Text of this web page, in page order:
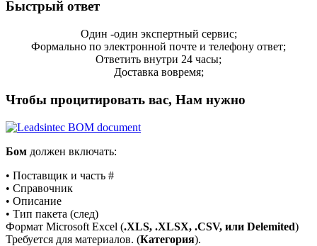
Быстрый ответ
Один -один экспертный сервис;
Формально по электронной почте и телефону ответ;
Ответить внутри 24 часы;
Доставка вовремя;
Чтобы процитировать вас, Нам нужно
Бом должен включать:
• Поставщик и часть #
• Справочник
• Описание
• Тип пакета (след)
Формат Microsoft Excel (.XLS, .XLSX, .CSV, или Delemited)
Требуется для материалов. (Категория).